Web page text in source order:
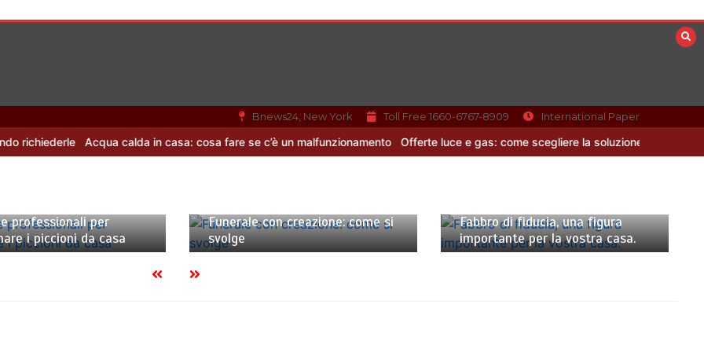
Bnews24, New York Toll Free 1660-6767-8909 International Paper
calda in casa: cosa fare se c’è un malfunzionamento Offerte luce e gas: come scegliere la soluzione più adatta per casa
professionali per
i piccioni da casa
Funerale con creazione: come si
svolge
Fabbro di fiducia, una figura
importante per la vostra casa.